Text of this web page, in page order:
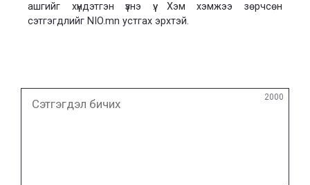
ашгийг хүндэтгэн үзнэ үү. Хэм хэмжээ зөрчсөн
сэтгэгдлийг NIO.mn устгах эрхтэй.
2000